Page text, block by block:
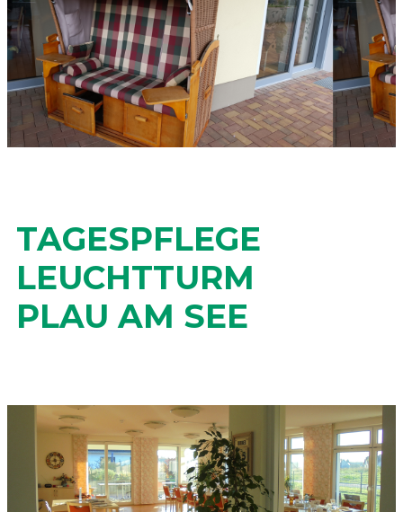
TAGESPFLEGE
LEUCHTTURM
PLAU AM SEE